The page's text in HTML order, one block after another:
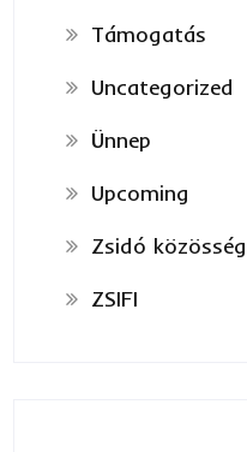
Támogatás
Uncategorized
Ünnep
Upcoming
Zsidó közösség
ZSIFI